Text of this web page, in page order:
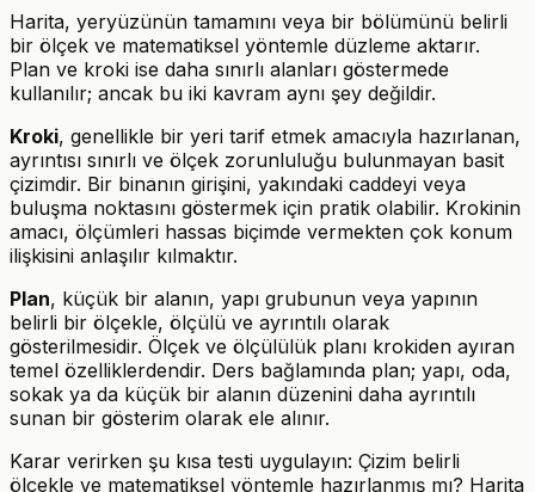
Harita, yeryüzünün tamamını veya bir bölümünü belirli
bir ölçek ve matematiksel yöntemle düzleme aktarır.
Plan ve kroki ise daha sınırlı alanları göstermede
kullanılır; ancak bu iki kavram aynı şey değildir.
Kroki, genellikle bir yeri tarif etmek amacıyla hazırlanan,
ayrıntısı sınırlı ve ölçek zorunluluğu bulunmayan basit
çizimdir. Bir binanın girişini, yakındaki caddeyi veya
buluşma noktasını göstermek için pratik olabilir. Krokinin
amacı, ölçümleri hassas biçimde vermekten çok konum
ilişkisini anlaşılır kılmaktır.
Plan, küçük bir alanın, yapı grubunun veya yapının
belirli bir ölçekle, ölçülü ve ayrıntılı olarak
gösterilmesidir. Ölçek ve ölçülülük planı krokiden ayıran
temel özelliklerdendir. Ders bağlamında plan; yapı, oda,
sokak ya da küçük bir alanın düzenini daha ayrıntılı
sunan bir gösterim olarak ele alınır.
Karar verirken şu kısa testi uygulayın: Çizim belirli
ölçekle ve matematiksel yöntemle hazırlanmış mı? Harita